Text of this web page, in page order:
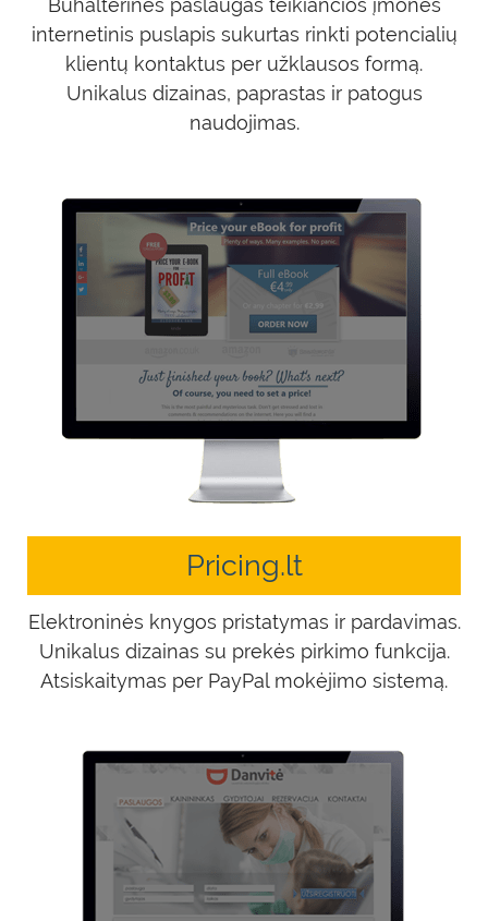
Buhalterines paslaugas teikiančios įmonės
internetinis puslapis sukurtas rinkti potencialių
klientų kontaktus per užklausos formą.
Unikalus dizainas, paprastas ir patogus
naudojimas.
Pricing.lt
Elektroninės knygos pristatymas ir pardavimas.
Unikalus dizainas su prekės pirkimo funkcija.
Atsiskaitymas per PayPal mokėjimo sistemą.